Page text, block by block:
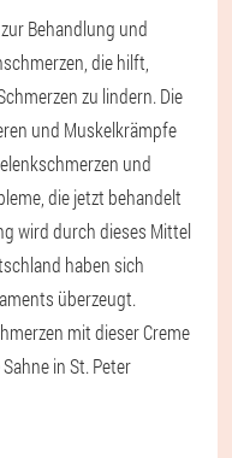
Behandlung und
die hilft,
zu lindern. Die
und Muskelkrämpfe
und
die jetzt behandelt
wird durch dieses Mittel
haben sich
überzeugt.
mit dieser Creme
in St. Peter